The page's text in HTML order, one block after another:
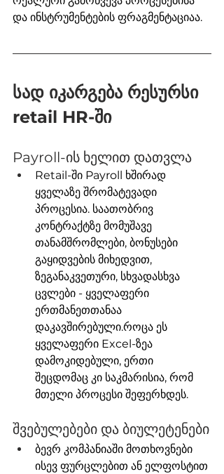
და ინსტრუმენტების ფრაგმენტაციაა.
სად იკარგება რესურსი
retail HR-ში
Payroll-ის ხელით დათვლა
Retail-ში Payroll ხშირად
ყველაზე შრომატევადი
პროცესია. საათობრივ
კონტრაქტზე მომუშავე
თანამშრომლები, ბონუსები
გაყიდვების მიხედვით,
ზეგანაკვეთური, სხვადასხვა
ცვლები - ყველაფერი
ერთმანეთთანაა
დაკავშირებული.როცა ეს
ყველაფერი Excel-ზეა
დამოკიდებული, ერთი
შეცდომაც კი საკმარისია, რომ
მთელი პროცესი შეფერხდეს.
შვებულებები და ბიულეტენები
ბევრ კომპანიაში მოთხოვნები
ისევ ფურცლებით ან ელფოსტით